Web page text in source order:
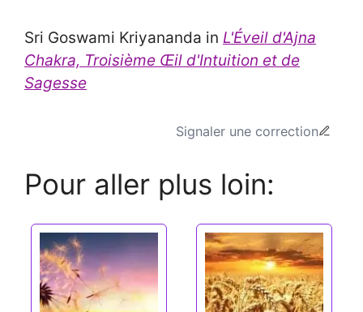
Sri Goswami Kriyananda in L'Éveil d'Ajna
Chakra, Troisième Œil d'Intuition et de
Sagesse
Signaler une correction
Pour aller plus loin: